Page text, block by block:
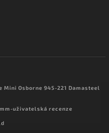
Osborne 945-221 Damasteel
mm-uživatelská recenze